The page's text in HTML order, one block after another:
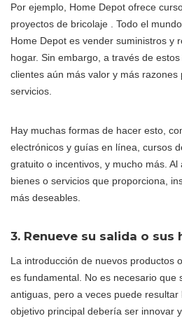
Por ejemplo, Home Depot ofrece
proyectos de bricolaje . Todo el
Home Depot es vender suministros y
hogar. Sin embargo, a través de
clientes aún más valor y más
servicios.
Hay muchas formas de hacer esto,
electrónicos y guías en línea, cursos
gratuito o incentivos, y mucho más.
bienes o servicios que proporciona,
más deseables.
3. Renueve su salida o sus
La introducción de nuevos productos
es fundamental. No es necesario que
antiguas, pero a veces puede
objetivo principal debería ser innovar